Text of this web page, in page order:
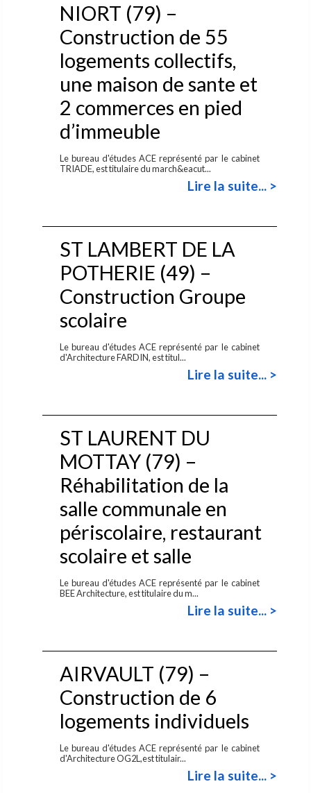
NIORT (79) –
Construction de 55
logements collectifs,
une maison de sante et
2 commerces en pied
d’immeuble
Le bureau d'études ACE représenté par le cabinet
TRIADE, est titulaire du march&eacut...
Lire la suite... >
ST LAMBERT DE LA
POTHERIE (49) –
Construction Groupe
scolaire
Le bureau d'études ACE représenté par le cabinet
d'Architecture FARDIN, est titul...
Lire la suite... >
ST LAURENT DU
MOTTAY (79) –
Réhabilitation de la
salle communale en
périscolaire, restaurant
scolaire et salle
Le bureau d'études ACE représenté par le cabinet
BEE Architecture, est titulaire du m...
Lire la suite... >
AIRVAULT (79) –
Construction de 6
logements individuels
Le bureau d'études ACE représenté par le cabinet
d'Architecture OG2L,est titulair...
Lire la suite... >